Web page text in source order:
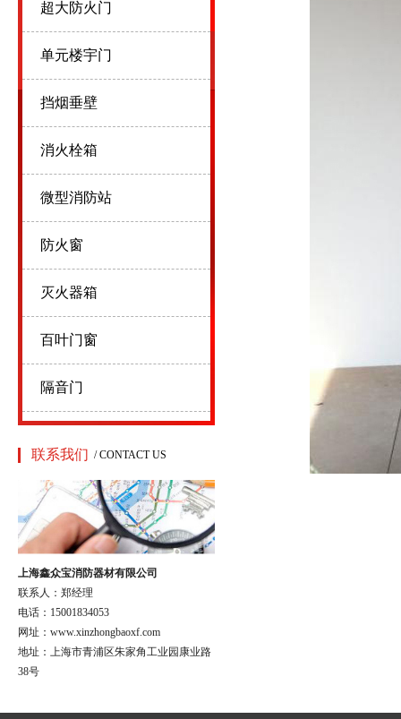
超大防火门
单元楼宇门
挡烟垂壁
消火栓箱
微型消防站
防火窗
灭火器箱
百叶门窗
隔音门
联系我们 / CONTACT US
上海鑫众宝消防器材有限公司
联系人：郑经理
电话：15001834053
网址：www.xinzhongbaoxf.com
地址：上海市青浦区朱家角工业园康业路
38号